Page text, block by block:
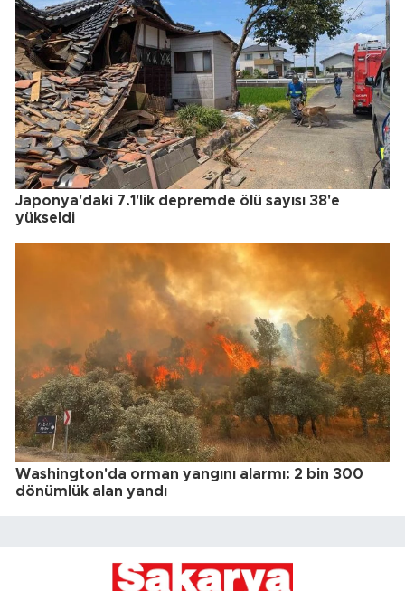
Japonya'daki 7.1'lik depremde ölü sayısı 38'e
yükseldi
Washington'da orman yangını alarmı: 2 bin 300
dönümlük alan yandı